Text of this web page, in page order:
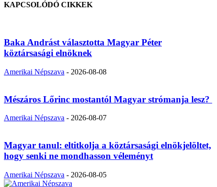
KAPCSOLÓDÓ CIKKEK
Baka Andrást választotta Magyar Péter
köztársasági elnöknek
Amerikai Népszava - 2026-08-08
Mészáros Lőrinc mostantól Magyar strómanja lesz?
Amerikai Népszava - 2026-08-07
Magyar tanul: eltitkolja a köztársasági elnökjelöltet,
hogy senki ne mondhasson véleményt
Amerikai Népszava - 2026-08-05